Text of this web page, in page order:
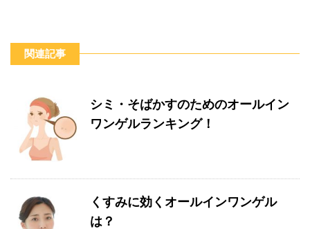
関連記事
シミ・そばかすのためのオールイン
ワンゲルランキング！
くすみに効くオールインワンゲル
は？